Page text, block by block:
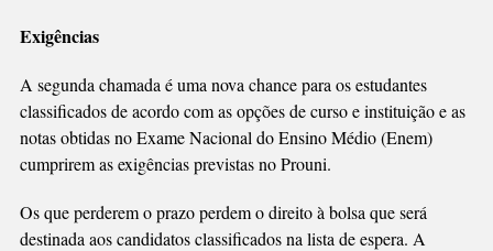
Exigências
A segunda chamada é uma nova chance para os estudantes
classificados de acordo com as opções de curso e instituição e as
notas obtidas no Exame Nacional do Ensino Médio (Enem)
cumprirem as exigências previstas no Prouni.
Os que perderem o prazo perdem o direito à bolsa que será
destinada aos candidatos classificados na lista de espera. A